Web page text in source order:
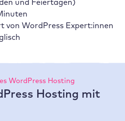
und Feiertagen)
von WordPress Expert:innen
WordPress Hosting
Hosting mit